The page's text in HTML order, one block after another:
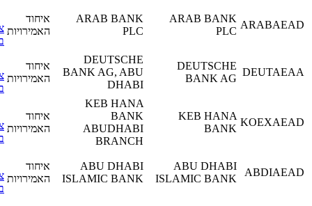
ARAB BANK
PLC
ARAB BANK
איחוד
האמירויות צפה
בפרטים
DEUTSCHE
BANK AG
DEUTSCHE
BANK AG, ABU
DHABI
איחוד
האמירויות צפה
בפרטים
KEB HANA
BANK
KEB HANA
BANK
ABUDHABI
BRANCH
האמירויות צפה
בפרטים
ABU DHABI
ISLAMIC BANK
ABU DHABI
ISLAMIC BANK
איחוד
האמירויות צפה
בפרטים